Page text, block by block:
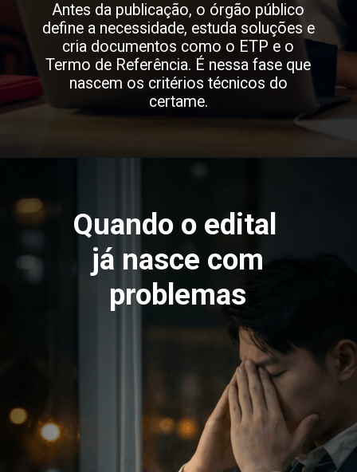
Antes da publicação, o órgão público
define a necessidade, estuda soluções e
cria documentos como o ETP e o
Termo de Referência. É nessa fase que
nascem os critérios técnicos do
certame.
Quando o edital
já nasce com
problemas